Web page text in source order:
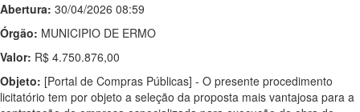
Abertura: 30/04/2026 08:59
Órgão: MUNICIPIO DE ERMO
Valor: R$ 4.750.876,00
Objeto: [Portal de Compras Públicas] - O presente procedimento
licitatório tem por objeto a seleção da proposta mais vantajosa para a